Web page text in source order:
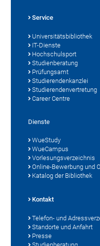
Service
Universitätsbibliothek
IT-Dienste
Hochschulsport
Studienberatung
Prüfungsamt
Studierendenkanzlei
Studierendenvertretung
Career Centre
Dienste
WueStudy
WueCampus
Vorlesungsverzeichnis
Online-Bewerbung und
Katalog der Bibliothek
Kontakt
Telefon- und
Standorte und Anfahrt
Presse